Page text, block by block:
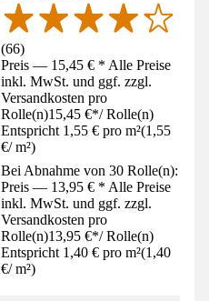
(66)
Preis — 15,45 € * Alle Preise
inkl. MwSt. und ggf. zzgl.
Versandkosten pro
Rolle(n)15,45 €*/ Rolle(n)
Entspricht 1,55 € pro m²(1,55
€/ m²)
Bei Abnahme von 30 Rolle(n):
Preis — 13,95 € * Alle Preise
inkl. MwSt. und ggf. zzgl.
Versandkosten pro
Rolle(n)13,95 €*/ Rolle(n)
Entspricht 1,40 € pro m²(1,40
€/ m²)